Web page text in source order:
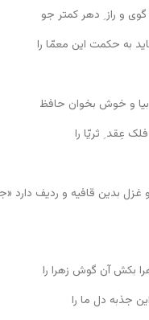
و راز ِ دهر کمتر جو
به حکمت این معمّا را
و خوش بخوان حافظ
عِقد ِ ثریّا را
دو غزل بدین قافیه و ردیف
بکش آن گوش زهرا را
جذبه دل ما را